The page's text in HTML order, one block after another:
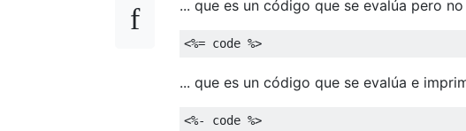
... que es un código que se evalúa pero
<%= code %>
... que es un código que se evalúa e
<%- code %>